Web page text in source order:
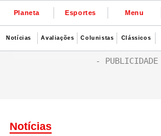
Planeta Esportes Menu
Notícias Avaliações Colunistas Clássicos
Notícias